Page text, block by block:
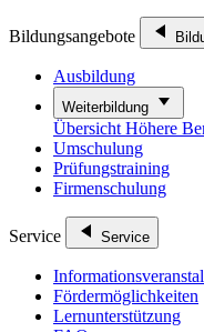
Bildungsangebote
Ausbildung
Weiterbildung
Übersicht Höhere
Umschulung
Prüfungstraining
Firmenschulung
Service Service
Fördermöglichkeiten
Lernunterstützung